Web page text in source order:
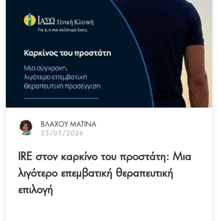
ΒΛΑΧΟΥ ΜΑΤΙΝΑ
25/05/2026
IRE στον καρκίνο του προστάτη: Μια
λιγότερο επεμβατική θεραπευτική
επιλογή